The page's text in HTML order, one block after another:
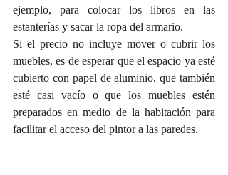
ejemplo, para colocar los libros en las
estanterías y sacar la ropa del armario.
Si el precio no incluye mover o cubrir los
muebles, es de esperar que el espacio ya esté
cubierto con papel de aluminio, que también
esté casi vacío o que los muebles estén
preparados en medio de la habitación para
facilitar el acceso del pintor a las paredes.